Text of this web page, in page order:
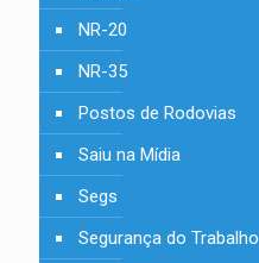
NR-20
NR-35
Postos de Rodovias
Saiu na Mídia
Segs
Segurança do Trabalho